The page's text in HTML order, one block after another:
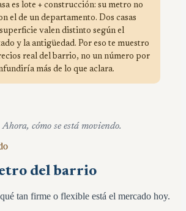
es lote + construcción: su metro no
el de un departamento. Dos casas
valen distinto según el
y la antigüedad. Por eso te muestro
real del barrio, no un número por
más de lo que aclara.
cómo se está moviendo.
del barrio
tan firme o flexible está el mercado hoy.